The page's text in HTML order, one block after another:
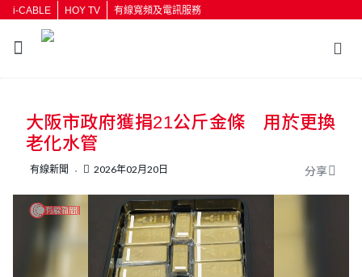
i-CABLE HOY TV 有線寬頻及電訊服務
按輸入鍵開始搜尋
大阪市政府獲捐21公斤金條 用於更換
老化水管
有線新聞 2026年02月20日 分享